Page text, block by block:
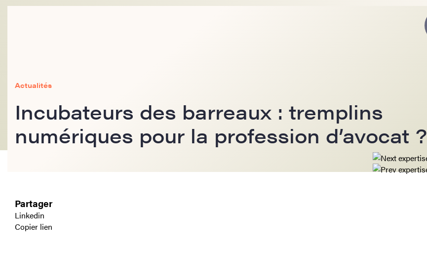
Actualités
Incubateurs des barreaux : tremplins
numériques pour la profession d’avocat ?
Partager
Linkedin
Copier lien